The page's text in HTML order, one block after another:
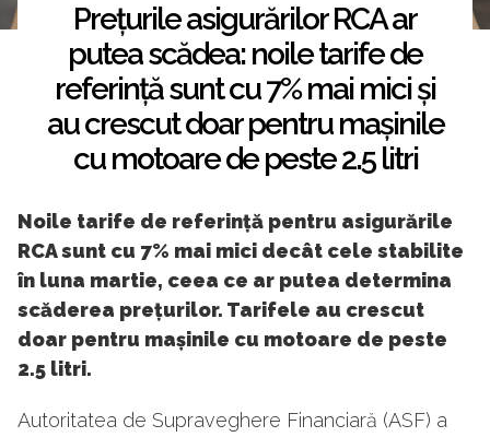
Prețurile asigurărilor RCA ar
putea scădea: noile tarife de
referință sunt cu 7% mai mici și
au crescut doar pentru mașinile
cu motoare de peste 2.5 litri
Noile tarife de referință pentru asigurările
RCA sunt cu 7% mai mici decât cele stabilite
în luna martie, ceea ce ar putea determina
scăderea prețurilor. Tarifele au crescut
doar pentru mașinile cu motoare de peste
2.5 litri.
Autoritatea de Supraveghere Financiară (ASF) a